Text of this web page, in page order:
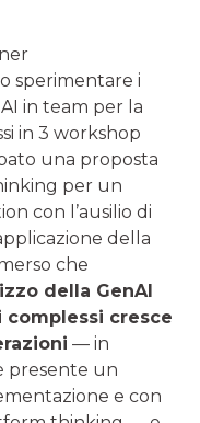
sperimentare i
in team per la
in 3 workshop
una proposta
per un
con l’ausilio di
della
che
della GenAI
cresce
— in
presente un
e con